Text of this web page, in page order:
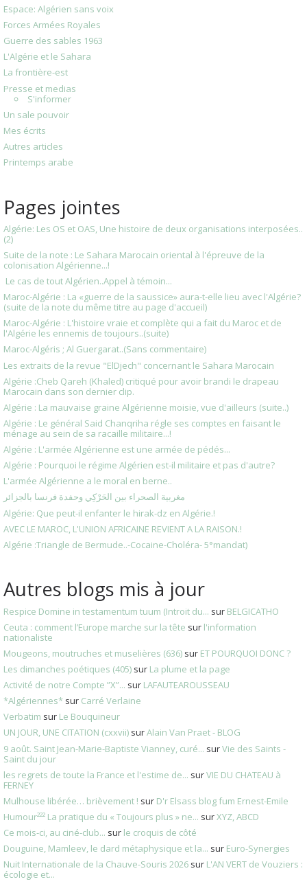
Espace: Algérien sans voix
Forces Armées Royales
Guerre des sables 1963
L'Algérie et le Sahara
La frontière-est
Presse et medias
S'informer
Un sale pouvoir
Mes écrits
Autres articles
Printemps arabe
Pages jointes
Algérie: Les OS et OAS, Une histoire de deux organisations interposées..
(2)
Suite de la note : Le Sahara Marocain oriental à l'épreuve de la
colonisation Algérienne...!
Le cas de tout Algérien..Appel à témoin...
Maroc-Algérie : La «guerre de la saussice» aura-t-elle lieu avec l'Algérie?
(suite de la note du même titre au page d'accueil)
Maroc-Algérie : L'histoire vraie et complète qui a fait du Maroc et de
l'Algérie les ennemis de toujours..(suite)
Maroc-Algéris ; Al Guergarat..(Sans commentaire)
Les extraits de la revue "ElDjech" concernant le Sahara Marocain
Algérie :Cheb Qareh (Khaled) critiqué pour avoir brandi le drapeau
Marocain dans son dernier clip.
Algérie : La mauvaise graine Algérienne moisie, vue d'ailleurs (suite..)
Algérie : Le général Said Chanqriha régle ses comptes en faisant le
ménage au sein de sa racaille militaire...!
Algérie : L'armée Algérienne est une armée de pédés...
Algérie : Pourquoi le régime Algérien est-il militaire et pas d'autre?
L'armée Algérienne a le moral en berne..
مغربية الصحراء بين الحَرْكِي وحفدة فرنسا بالجزائر
Algérie: Que peut-il enfanter le hirak-dz en Algérie.!
AVEC LE MAROC, L'UNION AFRICAINE REVIENT A LA RAISON.!
Algérie :Triangle de Bermude..-Cocaine-Choléra- 5°mandat)
Autres blogs mis à jour
Respice Domine in testamentum tuum (Introit du... sur BELGICATHO
Ceuta : comment l’Europe marche sur la tête sur l'information
nationaliste
Mougeons, moutruches et muselières (636) sur ET POURQUOI DONC ?
Les dimanches poétiques (405) sur La plume et la page
Activité de notre Compte ”X”... sur LAFAUTEAROUSSEAU
*Algériennes* sur Carré Verlaine
Verbatim sur Le Bouquineur
UN JOUR, UNE CITATION (cxxvii) surAlain Van Praet - BLOG
9 août. Saint Jean-Marie-Baptiste Vianney, curé... surVie des Saints -
Saint du jour
les regrets de toute la France et l'estime de... surVIE DU CHATEAU à
FERNEY
Mulhouse libérée… brièvement ! sur D'r Elsass blog fum Ernest-Emile
Humour²²² La pratique du « Toujours plus » ne... surXYZ, ABCD
Ce mois-ci, au ciné-club... sur le croquis de côté
Douguine, Mamleev, le dard métaphysique et la... sur Euro-Synergies
Nuit Internationale de la Chauve-Souris 2026 sur L'AN VERT de Vouziers :
écologie et...